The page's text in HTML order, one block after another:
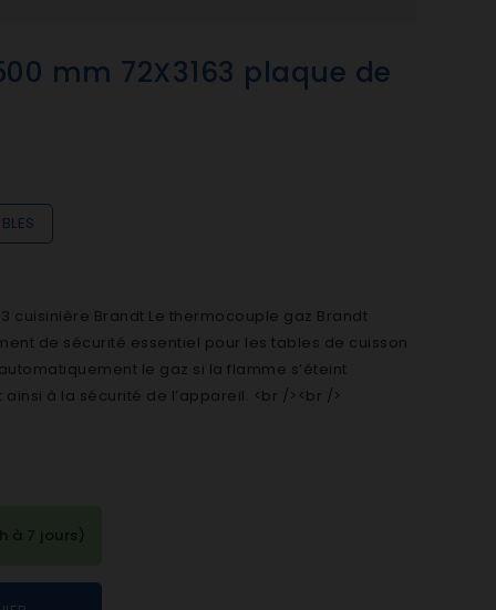
mm 72X3163 plaque de
cuisinière Brandt Le thermocouple gaz Brandt
de sécurité essentiel pour les tables de cuisson
le gaz si la flamme s’éteint
à la sécurité de l’appareil. <br /><br />
à 7 jours)